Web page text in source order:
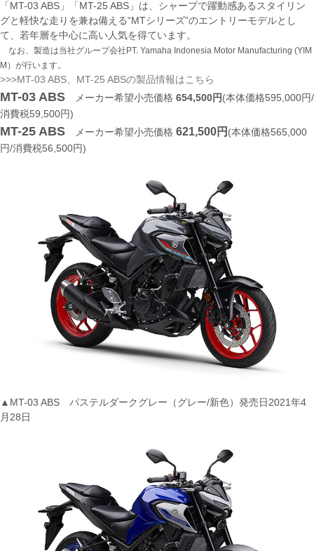
「MT-03 ABS」「MT-25 ABS」は、シャープで躍動感あるスタイリン
グと軽快な走りを兼ね備える“MTシリーズ”のエントリーモデルとし
て、若年層を中心に高い人気を得ています。
なお、製造は当社グループ会社PT. Yamaha Indonesia Motor Manufacturing (YIM
M）が行います。
>>>MT-03 ABS、MT-25 ABSの製品情報はこちら
MT-03 ABS メーカー希望小売価格 654,500円 (本体価格595,000円/
消費税59,500円)
MT-25 ABS メーカー希望小売価格 621,500円 (本体価格565,000
円/消費税56,500円)
▲MT-03 ABS パステルダークグレー（グレー/新色）発売日2021年4
月28日